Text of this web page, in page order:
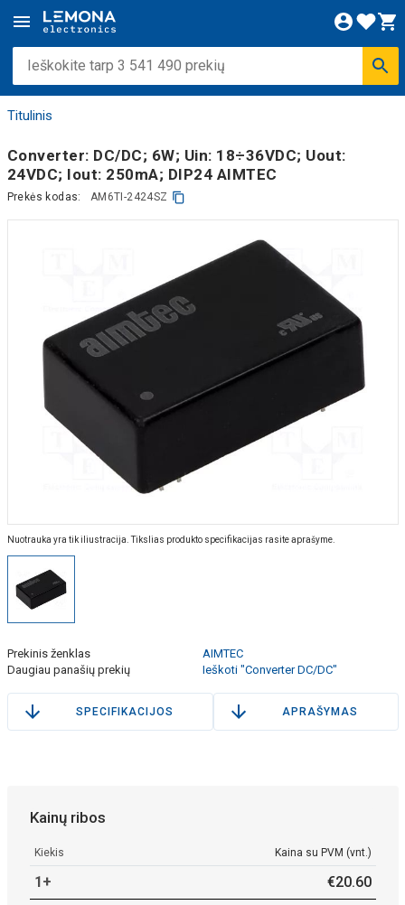
Titulinis
Converter: DC/DC; 6W; Uin: 18÷36VDC; Uout:
24VDC; Iout: 250mA; DIP24 AIMTEC
Prekės kodas: AM6TI-2424SZ
Nuotrauka yra tik iliustracija. Tikslias produkto specifikacijas rasite aprašyme.
Prekinis ženklas
AIMTEC
Daugiau panašių prekių
Ieškoti "Converter DC/DC"
SPECIFIKACIJOS APRAŠYMAS
Kainų ribos
Kiekis Kaina su PVM (vnt.)
1+ €20.60